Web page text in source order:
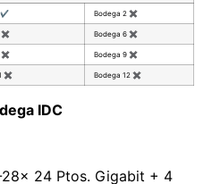
✔ Bodega 2 ✖
✖ Bodega 6 ✖
✖ Bodega 9 ✖
✖ Bodega 12 ✖
IDC
24 Ptos. Gigabit + 4